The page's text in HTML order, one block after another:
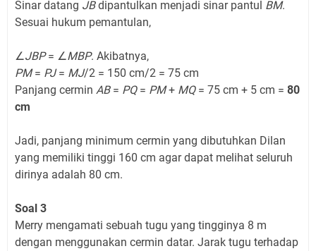
Sinar datang JBdipantulkan menjadi sinar pantul BM.
Sesuai hukum pemantulan,
∠JBP= ∠MBP. Akibatnya,
PM= PJ= MJ/2 = 150 cm/2 = 75 cm
Panjang cermin AB= PQ= PM+ MQ= 75 cm + 5 cm = 80
cm
Jadi, panjang minimum cermin yang dibutuhkan Dilan
yang memiliki tinggi 160 cm agar dapat melihat seluruh
dirinya adalah 80 cm.
Soal 3
Merry mengamati sebuah tugu yang tingginya 8 m
dengan menggunakan cermin datar. Jarak tugu terhadap